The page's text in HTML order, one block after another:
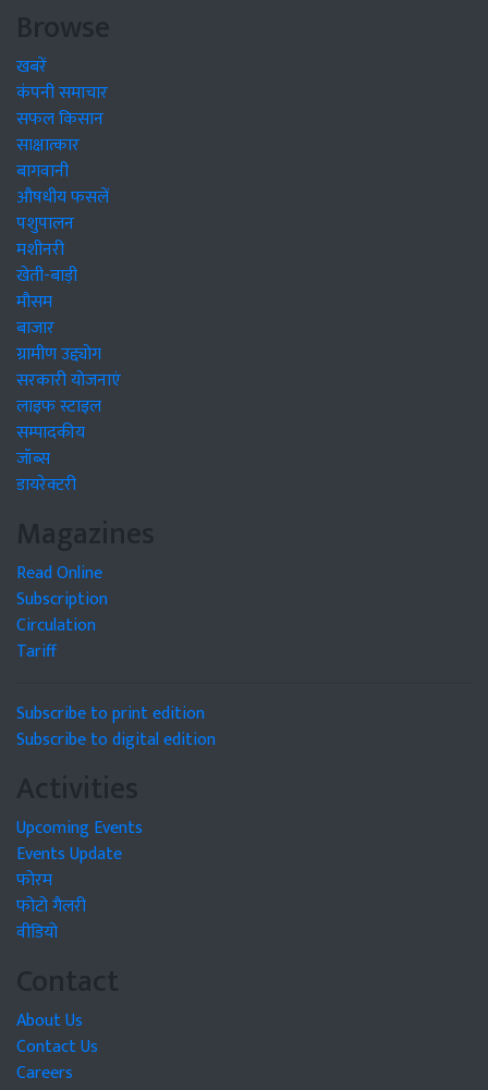
Browse
खबरें
कंपनी समाचार
सफल किसान
साक्षात्कार
बागवानी
औषधीय फसलें
पशुपालन
मशीनरी
खेती-बाड़ी
मौसम
बाजार
ग्रामीण उद्द्योग
सरकारी योजनाएं
लाइफ स्टाइल
सम्पादकीय
जॉब्स
डायरेक्टरी
Magazines
Read Online
Subscription
Circulation
Tariff
Subscribe to print edition
Subscribe to digital edition
Activities
Upcoming Events
Events Update
फोरम
फोटो गैलरी
वीडियो
Contact
About Us
Contact Us
Careers